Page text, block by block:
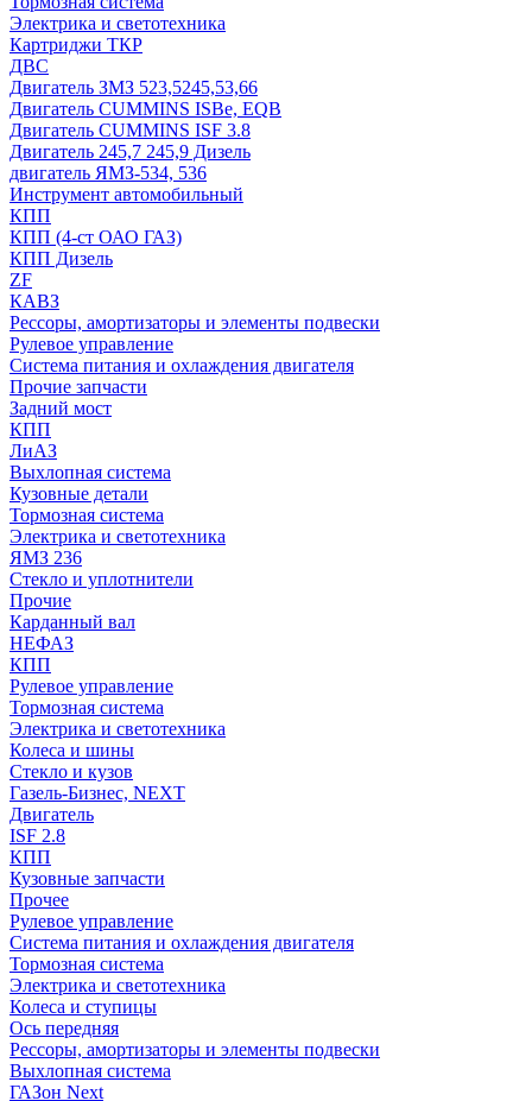
Электрика и светотехника
Картриджи ТКР
ДВС
Двигатель ЗМЗ 523,5245,53,66
Двигатель CUMMINS ISBe, EQB
Двигатель CUMMINS ISF 3.8
Двигатель 245,7 245,9 Дизель
двигатель ЯМЗ-534, 536
Инструмент автомобильный
КПП
КПП (4-ст ОАО ГАЗ)
КПП Дизель
ZF
КАВЗ
Рессоры, амортизаторы и элементы подвески
Рулевое управление
Система питания и охлаждения двигателя
Прочие запчасти
Задний мост
КПП
ЛиАЗ
Выхлопная система
Кузовные детали
Тормозная система
Электрика и светотехника
ЯМЗ 236
Стекло и уплотнители
Прочие
Карданный вал
НЕФАЗ
КПП
Рулевое управление
Тормозная система
Электрика и светотехника
Колеса и шины
Стекло и кузов
Газель-Бизнес, NEXT
Двигатель
ISF 2.8
КПП
Кузовные запчасти
Прочее
Рулевое управление
Система питания и охлаждения двигателя
Тормозная система
Электрика и светотехника
Колеса и ступицы
Ось передняя
Рессоры, амортизаторы и элементы подвески
Выхлопная система
ГАЗон Next